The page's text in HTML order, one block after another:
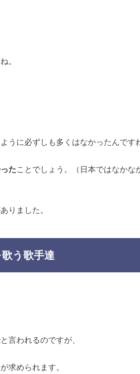
。
うに必ずしも多くはなかったんです
た ことでしょう。（日本ではなかな
りました。
う歌手達
と言われるのですが、
が求められます。